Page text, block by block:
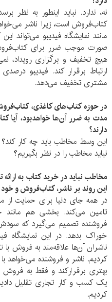
نه، ندارد. نباید اینطور به نظر
کتاب‌فروش است، زیرا ناشر
مانند نمایشگاه فیدیبو می‌تواند
صورت موجب ضرر برای
هیچ تخفیف و برگزاری رویداد،
ارتباط برقرار کند. فیدیبو
مشتری تخفیف می‌دهد.
در حوزه کتاب‌های کاغذی،
مدت به ضرر آن‌ها خواهدبود، آیا
دارند؟
این وسط مخاطب باید چه کار
نباید مخاطب را در نظر بگیریم؟
مخاطب نباید در خرید کتاب به
این روند بر ناشر، کتاب‌فروش و
در همه جای دنیا برای حمایت از
تامین می‌کند. بخشی هم مانند
فروشنده تصمیم می‌گیرد که سودش
خوراک بدهد. در این نمایشگاه
ناشران آن‌ها علاقه‌مند به فروش
بهتری برقرارکند و فقط به فروش
یک کسب و کار تجاری تقلیل
کردیم.